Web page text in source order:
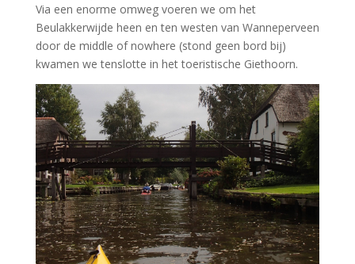
Via een enorme omweg voeren we om het
Beulakkerwijde heen en ten westen van Wanneperveen
door de middle of nowhere (stond geen bord bij)
kwamen we tenslotte in het toeristische Giethoorn.